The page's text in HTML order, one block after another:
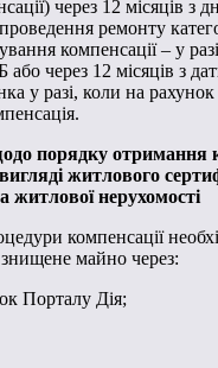
через 12 місяців з
ремонту
компенсації – у
або через 12 місяців з
у разі, коли на
порядку отримання
житлового
житлової нерухомості
компенсації
майно через:
Порталу Дія;